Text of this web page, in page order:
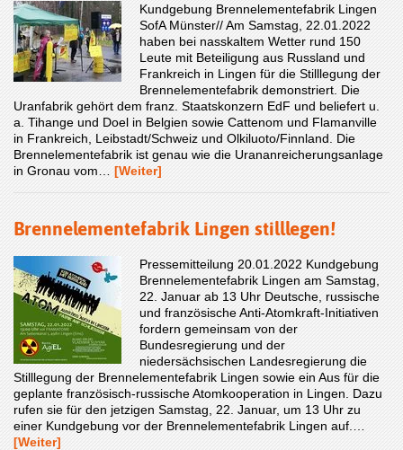
Kundgebung Brennelementefabrik Lingen
SofA Münster// Am Samstag, 22.01.2022
haben bei nasskaltem Wetter rund 150
Leute mit Beteiligung aus Russland und
Frankreich in Lingen für die Stilllegung der
Brennelementefabrik demonstriert. Die
Uranfabrik gehört dem franz. Staatskonzern EdF und beliefert u.
a. Tihange und Doel in Belgien sowie Cattenom und Flamanville
in Frankreich, Leibstadt/Schweiz und Olkiluoto/Finnland. Die
Brennelementefabrik ist genau wie die Urananreicherungsanlage
in Gronau vom… [Weiter]
Brennelementefabrik Lingen stilllegen!
Pressemitteilung 20.01.2022 Kundgebung
Brennelementefabrik Lingen am Samstag,
22. Januar ab 13 Uhr Deutsche, russische
und französische Anti-Atomkraft-Initiativen
fordern gemeinsam von der
Bundesregierung und der
niedersächsischen Landesregierung die
Stilllegung der Brennelementefabrik Lingen sowie ein Aus für die
geplante französisch-russische Atomkooperation in Lingen. Dazu
rufen sie für den jetzigen Samstag, 22. Januar, um 13 Uhr zu
einer Kundgebung vor der Brennelementefabrik Lingen auf.…
[Weiter]